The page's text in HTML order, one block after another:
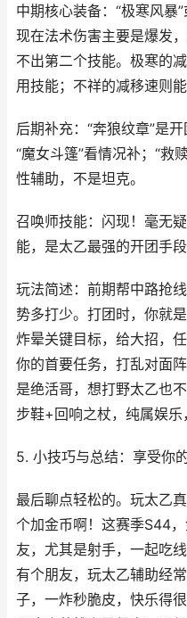
中期核心装备：“极寒风暴”
现在法术伤害主要是爆发
不出第二个技能。极寒的
用技能；不祥的减移速则能
后期补充：“奔狼纹章”是
“魔女斗篷”看情况补；“救
性辅助，不是坦克。
召唤师技能：闪现！毫无
能，是太乙最强的开团手段
玩法简述：前期帮中路抢
势多打少。打团时，你就
炸晕关键目标，给大招，
你的首要任务，打乱对面
是绝活哥，想打野太乙也
步鞋+回响之杖，纯属娱乐
5. 小技巧与总结：享受你
最后聊点轻松的。玩太乙
个加金币啊！这赛季S44
友，尤其是射手，一起吃
有个朋友，玩太乙辅助经
子，一炸秒脆皮，快乐得